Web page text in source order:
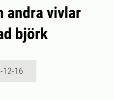
andra vivlar
björk
12-16